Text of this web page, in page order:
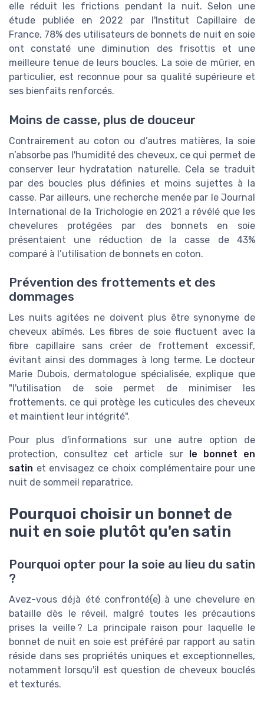
elle réduit les frictions pendant la nuit. Selon une
étude publiée en 2022 par l'Institut Capillaire de
France, 78% des utilisateurs de bonnets de nuit en soie
ont constaté une diminution des frisottis et une
meilleure tenue de leurs boucles. La soie de mûrier, en
particulier, est reconnue pour sa qualité supérieure et
ses bienfaits renforcés.
Moins de casse, plus de douceur
Contrairement au coton ou d’autres matières, la soie
n’absorbe pas l'humidité des cheveux, ce qui permet de
conserver leur hydratation naturelle. Cela se traduit
par des boucles plus définies et moins sujettes à la
casse. Par ailleurs, une recherche menée par le Journal
International de la Trichologie en 2021 a révélé que les
chevelures protégées par des bonnets en soie
présentaient une réduction de la casse de 43%
comparé à l’utilisation de bonnets en coton.
Prévention des frottements et des
dommages
Les nuits agitées ne doivent plus être synonyme de
cheveux abîmés. Les fibres de soie fluctuent avec la
fibre capillaire sans créer de frottement excessif,
évitant ainsi des dommages à long terme. Le docteur
Marie Dubois, dermatologue spécialisée, explique que
"l'utilisation de soie permet de minimiser les
frottements, ce qui protège les cuticules des cheveux
et maintient leur intégrité".
Pour plus d'informations sur une autre option de
protection, consultez cet article sur le bonnet en
satin et envisagez ce choix complémentaire pour une
nuit de sommeil reparatrice.
Pourquoi choisir un bonnet de
nuit en soie plutôt qu'en satin
Pourquoi opter pour la soie au lieu du satin
?
Avez-vous déjà été confronté(e) à une chevelure en
bataille dès le réveil, malgré toutes les précautions
prises la veille ? La principale raison pour laquelle le
bonnet de nuit en soie est préféré par rapport au satin
réside dans ses propriétés uniques et exceptionnelles,
notamment lorsqu'il est question de cheveux bouclés
et texturés.